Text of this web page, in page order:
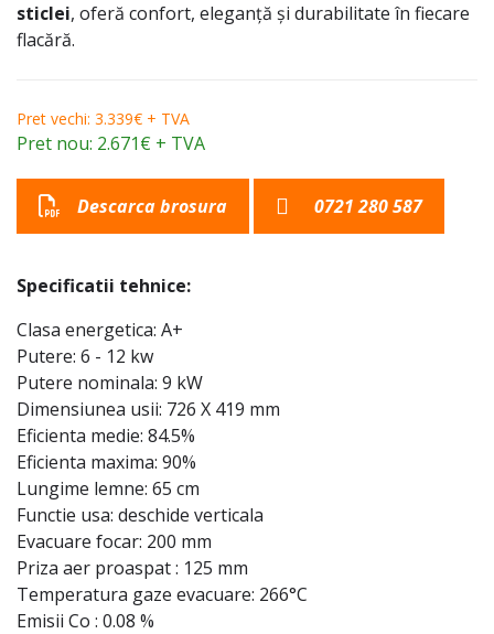
sticlei, oferă confort, eleganță și durabilitate în fiecare
flacără.
Pret vechi: 3.339€ + TVA
Pret nou: 2.671€ + TVA
Descarca brosura 0721 280 587
Specificatii tehnice:
Clasa energetica: A+
Putere: 6 - 12 kw
Putere nominala: 9 kW
Dimensiunea usii: 726 X 419 mm
Eficienta medie: 84.5%
Eficienta maxima: 90%
Lungime lemne: 65 cm
Functie usa: deschide verticala
Evacuare focar: 200 mm
Priza aer proaspat : 125 mm
Temperatura gaze evacuare: 266°C
Emisii Co : 0.08 %